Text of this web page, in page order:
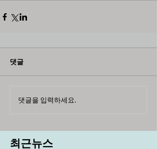
댓글
댓글을 입력하세요.
최근뉴스